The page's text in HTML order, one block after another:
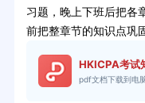
习题，晚上下班后把各
前把整章节的知识点巩
HKICPA考试
pdf文档下载到电